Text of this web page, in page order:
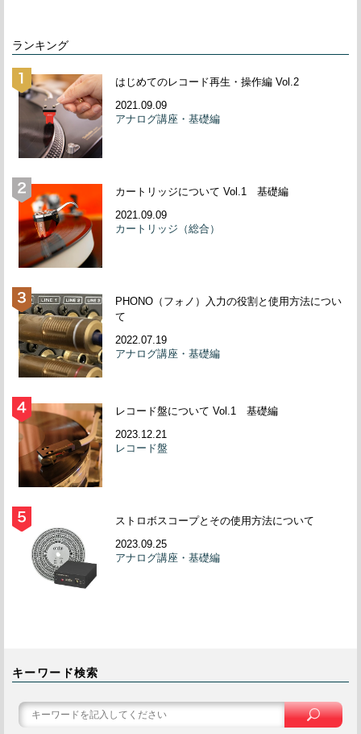
ランキング
はじめてのレコード再生・操作編 Vol.2
2021.09.09
アナログ講座・基礎編
カートリッジについて Vol.1 基礎編
2021.09.09
カートリッジ（総合）
PHONO（フォノ）入力の役割と使用方法につい
て
2022.07.19
アナログ講座・基礎編
レコード盤について Vol.1 基礎編
2023.12.21
レコード盤
ストロボスコープとその使用方法について
2023.09.25
アナログ講座・基礎編
キーワード検索